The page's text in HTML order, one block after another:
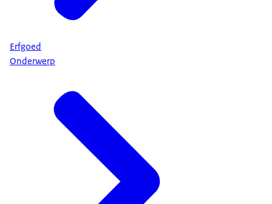
Erfgoed
Onderwerp